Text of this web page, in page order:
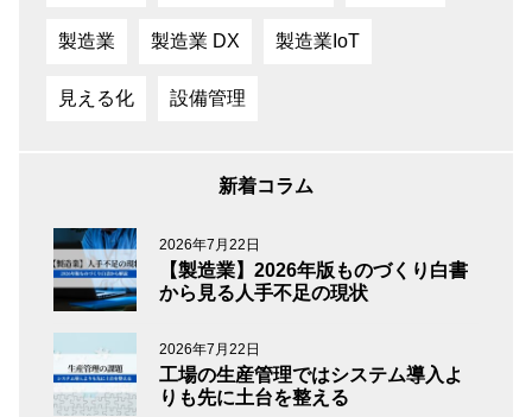
製造業 製造業 DX 製造業IoT
見える化 設備管理
新着コラム
2026年7月22日
【製造業】2026年版ものづくり白書
から見る人手不足の現状
2026年7月22日
工場の生産管理ではシステム導入よ
りも先に土台を整える